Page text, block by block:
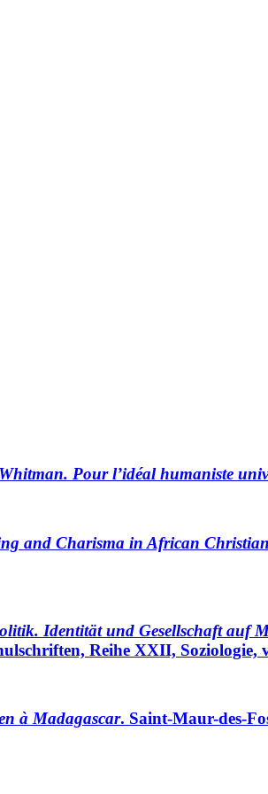
Pour l’idéal humaniste
and Charisma in African
Identität und Gesellschaft auf
Reihe XXII, Soziologie,
à Madagascar. Saint-Maur-des-